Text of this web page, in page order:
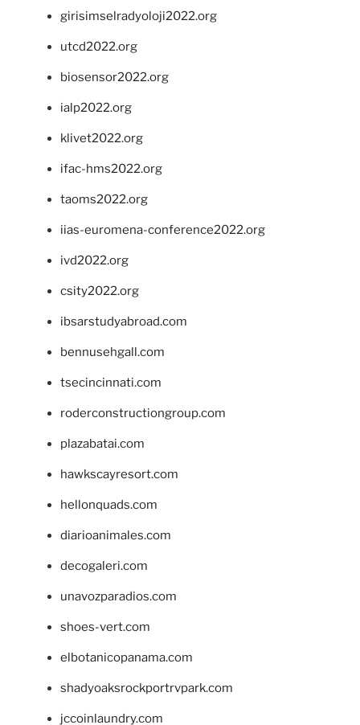
girisimselradyoloji2022.org
utcd2022.org
biosensor2022.org
ialp2022.org
klivet2022.org
ifac-hms2022.org
taoms2022.org
iias-euromena-conference2022.org
ivd2022.org
csity2022.org
ibsarstudyabroad.com
bennusehgall.com
tsecincinnati.com
roderconstructiongroup.com
plazabatai.com
hawkscayresort.com
hellonquads.com
diarioanimales.com
decogaleri.com
unavozparadios.com
shoes-vert.com
elbotanicopanama.com
shadyoaksrockportrvpark.com
jccoinlaundry.com